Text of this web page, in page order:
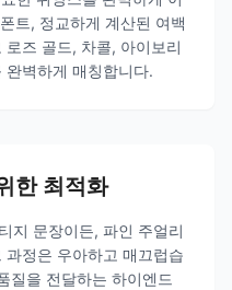
트, 정교하게 계산된 여백
즈 골드, 차콜, 아이보리
벽하게 매칭합니다.
한 최적화
지 문장이든, 파인 주얼리
정은 우아하고 매끄럽습
질을 전달하는 하이엔드